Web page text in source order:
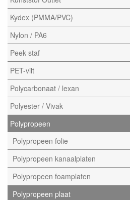
Kydex (PMMA/PVC)
Nylon / PA6
Peek staf
PET-vilt
Polycarbonaat / lexan
Polyester / Vivak
Polypropeen
Polypropeen folie
Polypropeen kanaalplaten
Polypropeen foamplaten
Polypropeen plaat